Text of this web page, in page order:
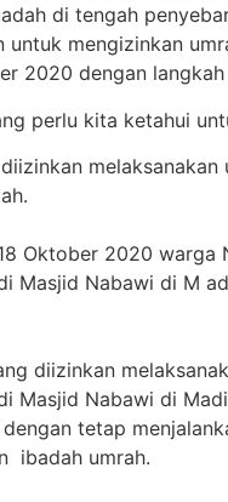
di tengah
untuk mengizinkan
2020 dengan
perlu kita ketahui
Oktober 2020 warga
Masjid Nabawi di M
diizinkan
di Masjid Nabawi di
tetap
ibadah umrah.